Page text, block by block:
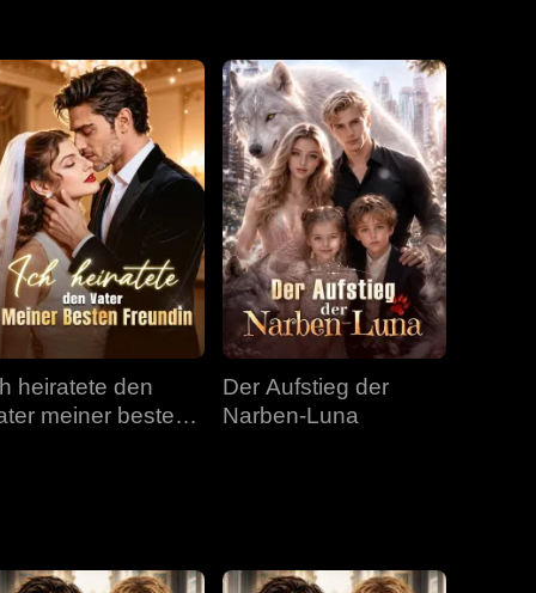
Folge 34 Folge 35 Folge 36
Folge 37 Folge 38 Folge 39
Folge 40
heiratete den
meiner besten
Der Aufstieg der
Narben-Luna